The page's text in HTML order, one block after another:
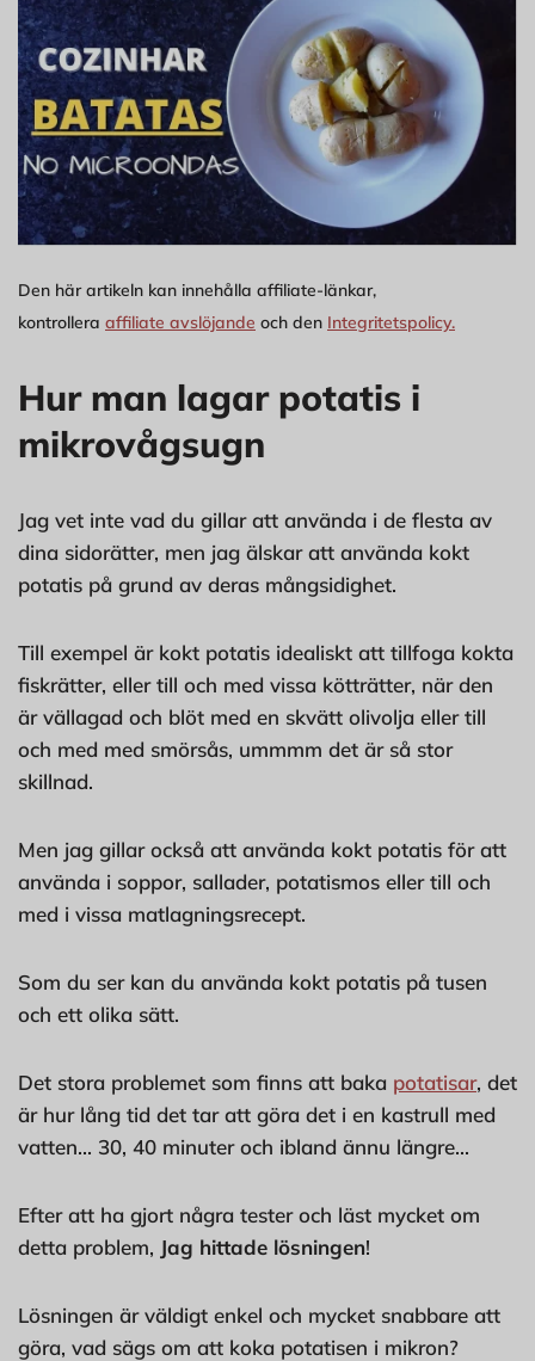
Den här artikeln kan innehålla affiliate-länkar,
kontrollera affiliate avslöjande och den Integritetspolicy.
Hur man lagar potatis i
mikrovågsugn
Jag vet inte vad du gillar att använda i de flesta av
dina sidorätter, men jag älskar att använda kokt
potatis på grund av deras mångsidighet.
Till exempel är kokt potatis idealiskt att tillfoga kokta
fiskrätter, eller till och med vissa kötträtter, när den
är vällagad och blöt med en skvätt olivolja eller till
och med med smörsås, ummmm det är så stor
skillnad.
Men jag gillar också att använda kokt potatis för att
använda i soppor, sallader, potatismos eller till och
med i vissa matlagningsrecept.
Som du ser kan du använda kokt potatis på tusen
och ett olika sätt.
Det stora problemet som finns att baka potatisar, det
är hur lång tid det tar att göra det i en kastrull med
vatten... 30, 40 minuter och ibland ännu längre...
Efter att ha gjort några tester och läst mycket om
detta problem, Jag hittade lösningen!
Lösningen är väldigt enkel och mycket snabbare att
göra, vad sägs om att koka potatisen i mikron?